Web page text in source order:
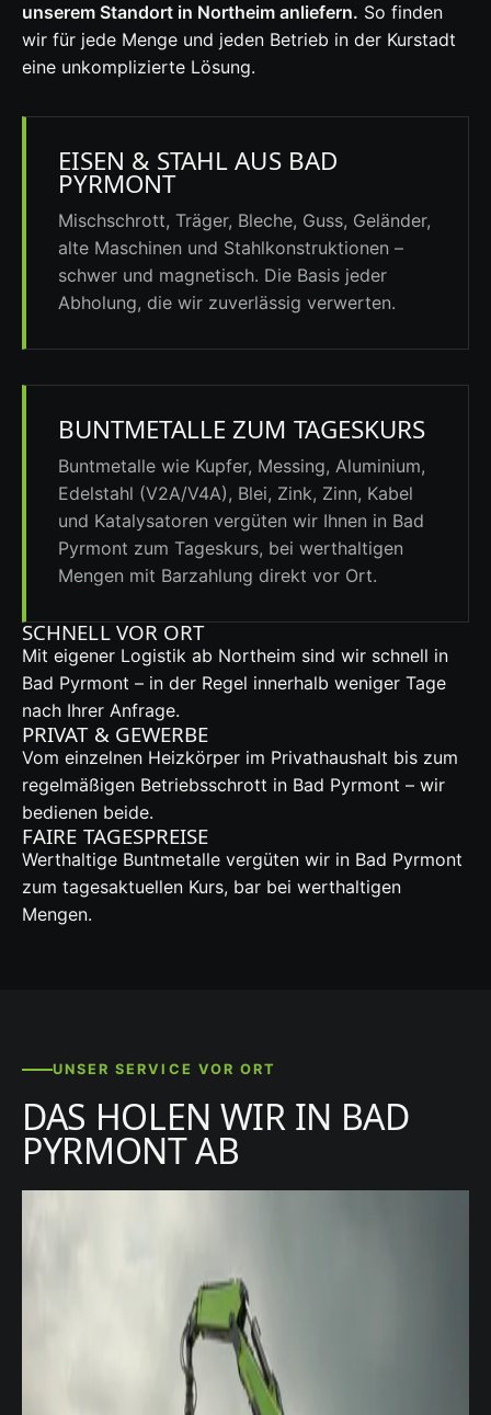
unserem Standort in Northeim anliefern. So finden
wir für jede Menge und jeden Betrieb in der Kurstadt
eine unkomplizierte Lösung.
EISEN & STAHL AUS BAD
PYRMONT
Mischschrott, Träger, Bleche, Guss, Geländer,
alte Maschinen und Stahlkonstruktionen –
schwer und magnetisch. Die Basis jeder
Abholung, die wir zuverlässig verwerten.
BUNTMETALLE ZUM TAGESKURS
Buntmetalle wie Kupfer, Messing, Aluminium,
Edelstahl (V2A/V4A), Blei, Zink, Zinn, Kabel
und Katalysatoren vergüten wir Ihnen in Bad
Pyrmont zum Tageskurs, bei werthaltigen
Mengen mit Barzahlung direkt vor Ort.
SCHNELL VOR ORT
Mit eigener Logistik ab Northeim sind wir schnell in
Bad Pyrmont – in der Regel innerhalb weniger Tage
nach Ihrer Anfrage.
PRIVAT & GEWERBE
Vom einzelnen Heizkörper im Privathaushalt bis zum
regelmäßigen Betriebsschrott in Bad Pyrmont – wir
bedienen beide.
FAIRE TAGESPREISE
Werthaltige Buntmetalle vergüten wir in Bad Pyrmont
zum tagesaktuellen Kurs, bar bei werthaltigen
Mengen.
UNSER SERVICE VOR ORT
DAS HOLEN WIR IN BAD
PYRMONT AB